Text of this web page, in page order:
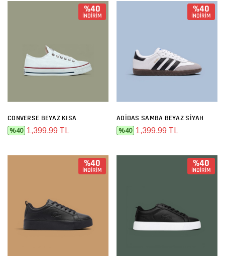
%40
İNDİRİM
CONVERSE BEYAZ KISA
%40 1,399.99 TL
%40
İNDİRİM
ADIDAS SAMBA BEYAZ SIYAH
%40 1,399.99 TL
%40
İNDİRİM
%40
İNDİRİM